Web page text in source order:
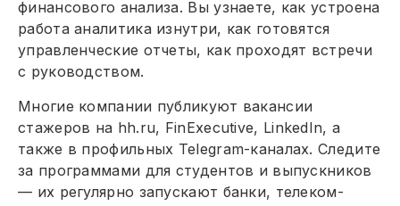
финансового анализа. Вы узнаете, как устроена
работа аналитика изнутри, как готовятся
управленческие отчеты, как проходят встречи
с руководством.
Многие компании публикуют вакансии
стажеров на hh.ru, FinExecutive, LinkedIn, а
также в профильных Telegram-каналах. Следите
за программами для студентов и выпускников
— их регулярно запускают банки, телеком-